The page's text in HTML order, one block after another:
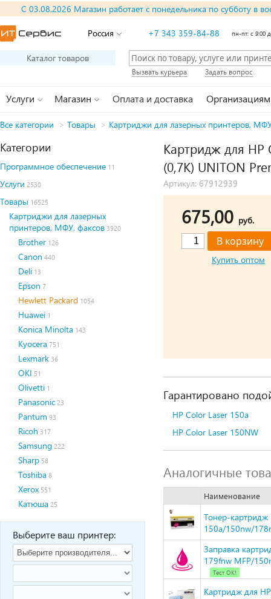
С 03.08.2026 Магазин работает с понедельника по субботу в
Россия +7 343 359-84-88 пн-пт: с 9:00
Каталог товаров
Вызвать курьера Задать вопрос
Услуги Магазин Оплата и доставка Организациям
Все категории > Товары > Картриджи для лазерных принтеров,
Категории
Программное обеспечение 11
Услуги 2530
Товары 16525
Картриджи для лазерных
принтеров, МФУ, факсов 3920
Brother 126
Canon 440
Deli 13
Epson 7
Hewlett Packard 1054
Huawei 1
Konica Minolta 143
Kyocera 751
Lexmark 36
OKI 51
Olivetti 1
Panasonic 23
Pantum 93
Ricoh 317
Samsung 222
Sharp 58
Toshiba 8
Xerox 551
Катюша 25
Выберите ваш принтер:
Картридж для HP
(0,7К) UNITON
Артикул: 67912939
675,00 руб.
Купить оптом
Гарантировано
HP Color Laser 150a
HP Color Laser 150NW
Аналогичные
Наименование
Тонер-картридж
150a/150nw/
Заправка
179fnw MFP/
Тест ОК!
Картридж для